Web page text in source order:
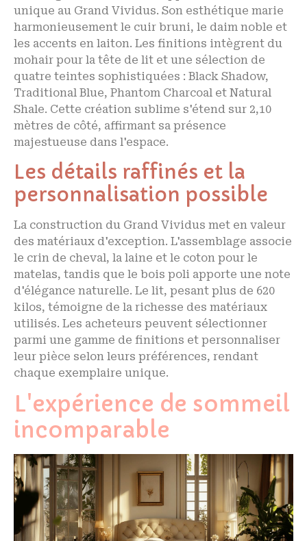
unique au Grand Vividus. Son esthétique marie
harmonieusement le cuir bruni, le daim noble et
les accents en laiton. Les finitions intègrent du
mohair pour la tête de lit et une sélection de
quatre teintes sophistiquées : Black Shadow,
Traditional Blue, Phantom Charcoal et Natural
Shale. Cette création sublime s'étend sur 2,10
mètres de côté, affirmant sa présence
majestueuse dans l'espace.
Les détails raffinés et la
personnalisation possible
La construction du Grand Vividus met en valeur
des matériaux d'exception. L'assemblage associe
le crin de cheval, la laine et le coton pour le
matelas, tandis que le bois poli apporte une note
d'élégance naturelle. Le lit, pesant plus de 620
kilos, témoigne de la richesse des matériaux
utilisés. Les acheteurs peuvent sélectionner
parmi une gamme de finitions et personnaliser
leur pièce selon leurs préférences, rendant
chaque exemplaire unique.
L'expérience de sommeil
incomparable